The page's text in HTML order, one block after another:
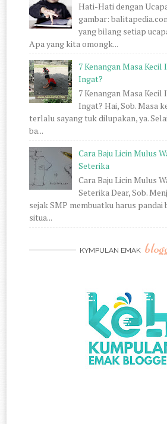
Hati-Hati dengan
gambar:
yang bilang setiap
Apa yang kita omongk...
7 Kenangan Masa Kecil
Ingat?
7 Kenangan Masa Kecil
Ingat? Hai, Sob. Masa
terlalu sayang tuk dilupakan, ya.
ba...
Cara Baju Licin Mulus
Seterika
Cara Baju Licin Mulus
Seterika Dear, Sob.
sejak SMP membuatku harus pandai
situa...
KYMPULAN EMAK